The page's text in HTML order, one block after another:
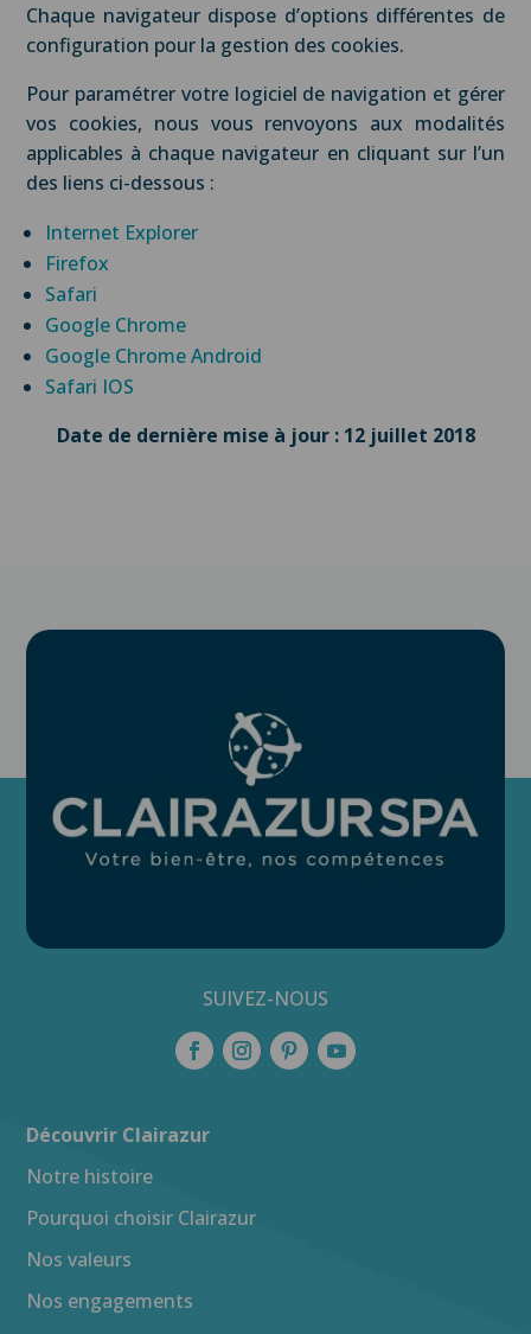
Chaque navigateur dispose d’options différentes de
configuration pour la gestion des cookies.
Pour paramétrer votre logiciel de navigation et gérer
vos cookies, nous vous renvoyons aux modalités
applicables à chaque navigateur en cliquant sur l’un
des liens ci-dessous :
Internet Explorer
Firefox
Safari
Google Chrome
Google Chrome Android
Safari IOS
Date de dernière mise à jour : 12 juillet 2018
SUIVEZ-NOUS
Découvrir Clairazur
Notre histoire
Pourquoi choisir Clairazur
Nos valeurs
Nos engagements